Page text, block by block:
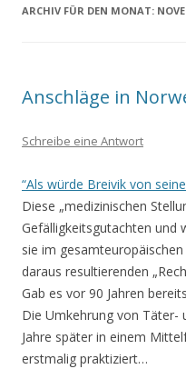
ARCHIV FÜR DEN MONAT:
Anschläge in
Schreibe eine Antwort
“Als würde Breivik von
Diese „medizinischen
Gefälligkeitsgutachten und
sie im
daraus resultierenden
Gab es vor 90 Jahren
Die Umkehrung von Täter-
Jahre später in einem
erstmalig praktiziert…